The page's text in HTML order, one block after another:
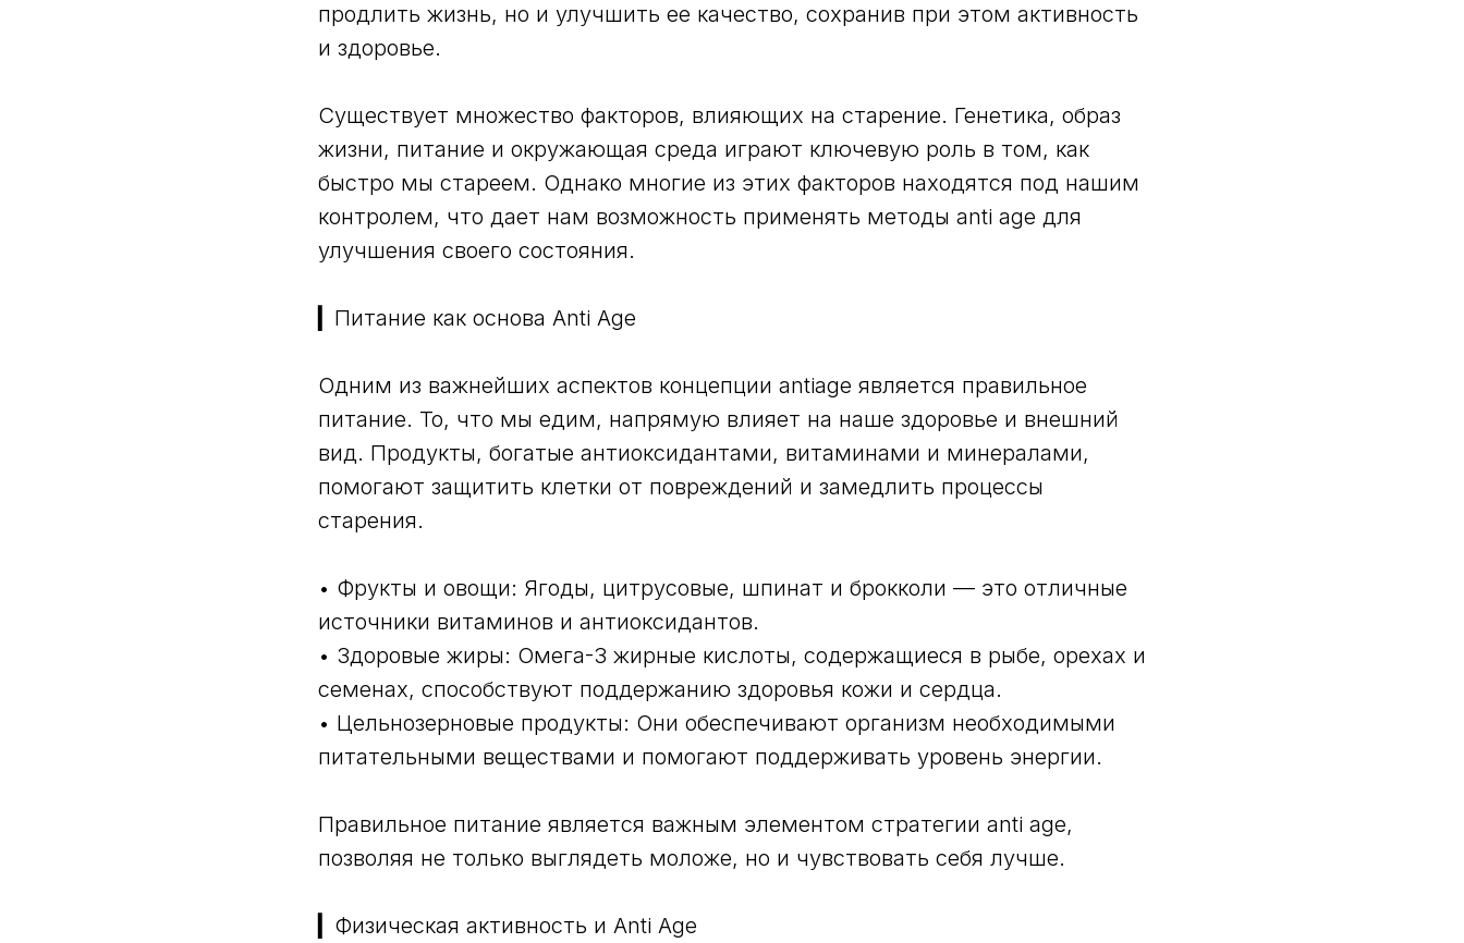
продлить жизнь, но и улучшить ее качество, сохранив при этом активность
и здоровье.
Существует множество факторов, влияющих на старение. Генетика, образ
жизни, питание и окружающая среда играют ключевую роль в том, как
быстро мы стареем. Однако многие из этих факторов находятся под нашим
контролем, что дает нам возможность применять методы anti age для
улучшения своего состояния.
▎Питание как основа Anti Age
Одним из важнейших аспектов концепции antiage является правильное
питание. То, что мы едим, напрямую влияет на наше здоровье и внешний
вид. Продукты, богатые антиоксидантами, витаминами и минералами,
помогают защитить клетки от повреждений и замедлить процессы
старения.
• Фрукты и овощи: Ягоды, цитрусовые, шпинат и брокколи — это отличные
источники витаминов и антиоксидантов.
• Здоровые жиры: Омега-3 жирные кислоты, содержащиеся в рыбе, орехах и
семенах, способствуют поддержанию здоровья кожи и сердца.
• Цельнозерновые продукты: Они обеспечивают организм необходимыми
питательными веществами и помогают поддерживать уровень энергии.
Правильное питание является важным элементом стратегии anti age,
позволяя не только выглядеть моложе, но и чувствовать себя лучше.
▎Физическая активность и Anti Age